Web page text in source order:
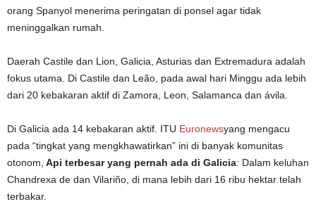
orang Spanyol menerima peringatan di ponsel agar tidak
meninggalkan rumah.
Daerah Castile dan Lion, Galicia, Asturias dan Extremadura adalah
fokus utama. Di Castile dan Leão, pada awal hari Minggu ada lebih
dari 20 kebakaran aktif di Zamora, Leon, Salamanca dan ávila.
Di Galicia ada 14 kebakaran aktif. ITU Euronewsyang mengacu
pada “tingkat yang mengkhawatirkan” ini di banyak komunitas
otonom, Api terbesar yang pernah ada di Galicia: Dalam keluhan
Chandrexa de dan Vilariño, di mana lebih dari 16 ribu hektar telah
terbakar.